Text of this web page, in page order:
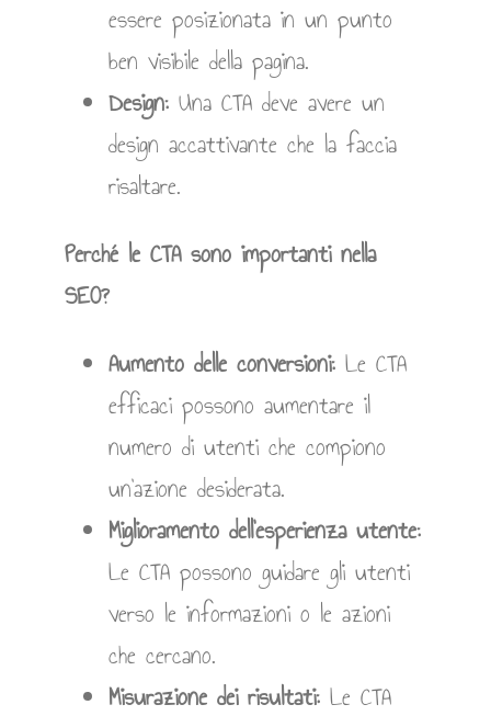
essere posizionata in un punto
ben visibile della pagina.
Design: Una CTA deve avere un
design accattivante che la faccia
risaltare.
Perché le CTA sono importanti nella
SEO?
Aumento delle conversioni: Le CTA
efficaci possono aumentare il
numero di utenti che compiono
un’azione desiderata.
Miglioramento dell’esperienza utente:
Le CTA possono guidare gli utenti
verso le informazioni o le azioni
che cercano.
Misurazione dei risultati: Le CTA